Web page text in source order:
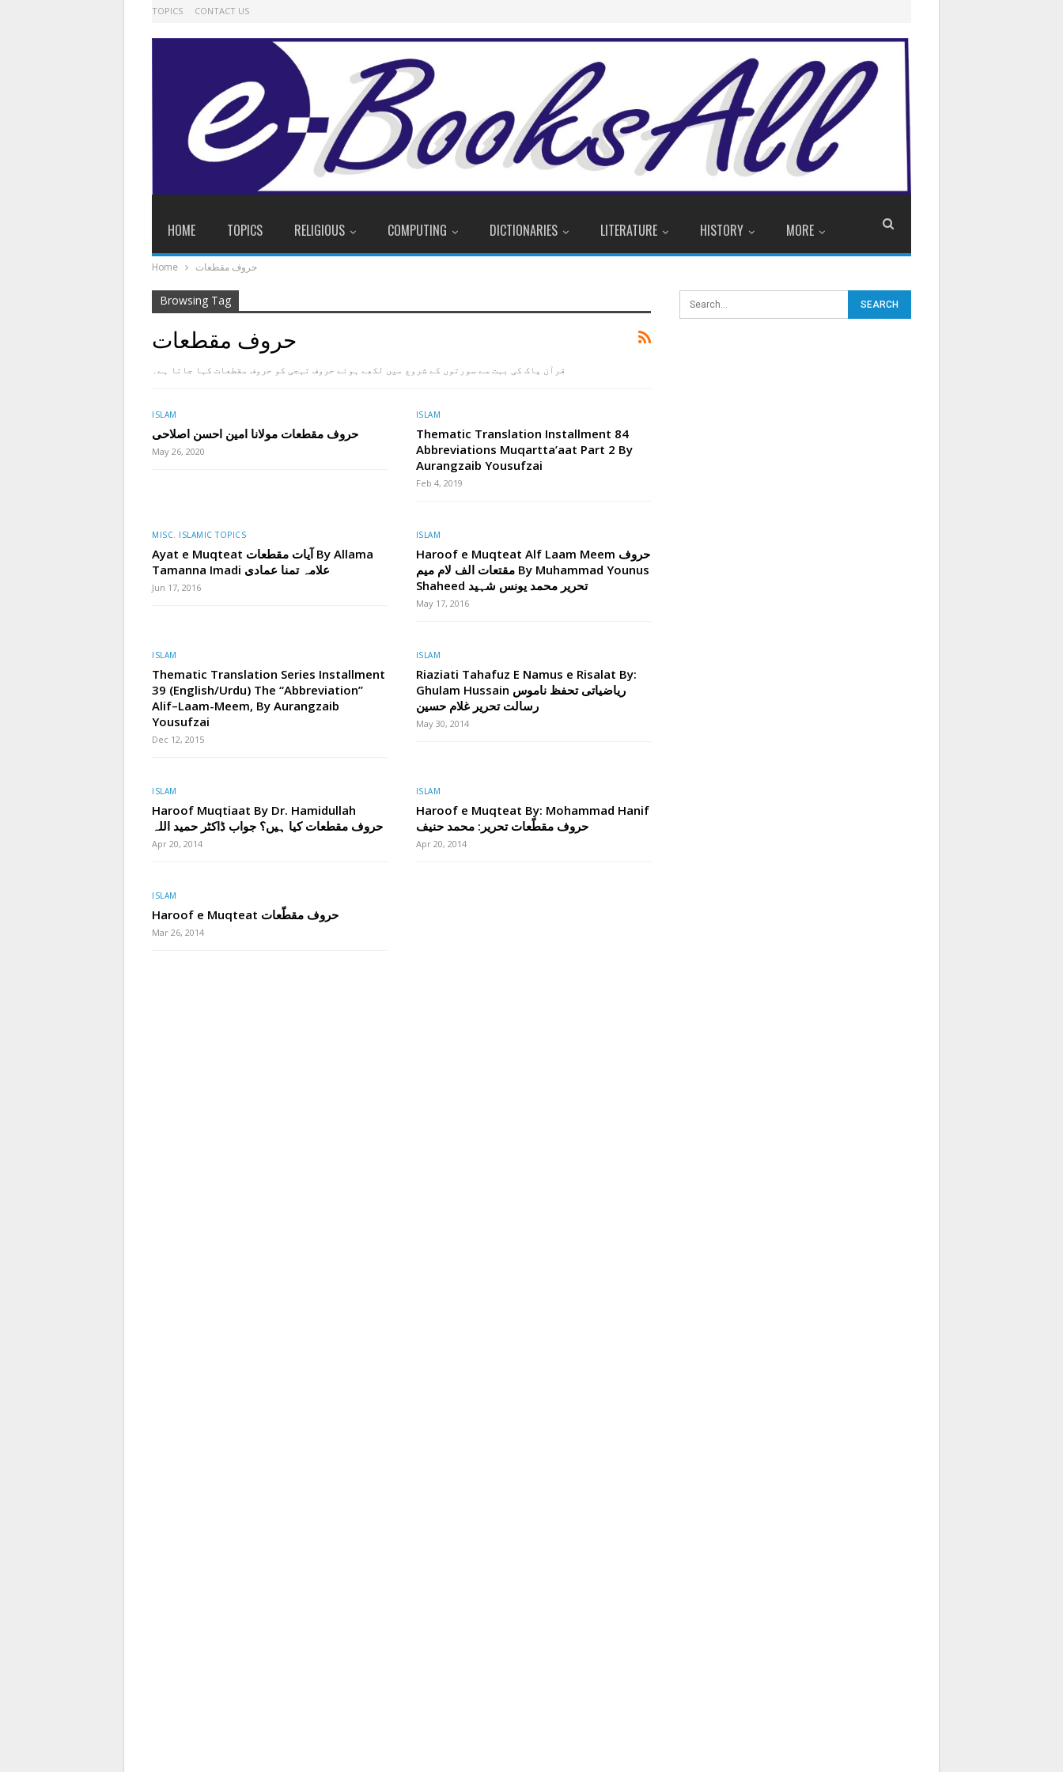
TOPICS CONTACT US
HOME TOPICS RELIGIOUS COMPUTING DICTIONARIES LITERATURE HISTORY MORE
Home حروف مقطعات
Browsing Tag
حروف مقطعات
قرآن پاک کی بہت سے سورتوں کے شروع میں لکھے ہوئے حروف تہجی کو حروف مقطعات کہا جاتا ہے۔
ISLAM
حروف مقطعات مولانا امین احسن اصلاحی
May 26, 2020
ISLAM
Thematic Translation Installment 84
Abbreviations Muqartta’aat Part 2 By
Aurangzaib Yousufzai
Feb 4, 2019
MISC. ISLAMIC TOPICS
Ayat e Muqteat آیات مقطعات By Allama
Tamanna Imadi علامہ تمنا عمادی
Jun 17, 2016
ISLAM
Haroof e Muqteat Alf Laam Meem حروف
مقتعات الف لام میم By Muhammad Younus
Shaheed تحریر محمد یونس شہید
May 17, 2016
ISLAM
Thematic Translation Series Installment
39 (English/Urdu) The “Abbreviation”
Alif–Laam-Meem, By Aurangzaib
Yousufzai
Dec 12, 2015
ISLAM
Riaziati Tahafuz E Namus e Risalat By:
Ghulam Hussain ریاضیاتی تحفظ ناموس
رسالت تحریر غلام حسین
May 30, 2014
ISLAM
Haroof Muqtiaat By Dr. Hamidullah
حروف مقطعات کیا ہیں؟ جواب ڈاکٹر حمید اللہ
Apr 20, 2014
ISLAM
Haroof e Muqteat By: Mohammad Hanif
حروف مقطّعات تحریر: محمد حنیف
Apr 20, 2014
ISLAM
Haroof e Muqteat حروف مقطّعات
Mar 26, 2014